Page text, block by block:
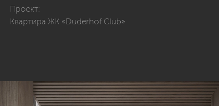
Проект:
Квартира ЖК «Duderhof Club»